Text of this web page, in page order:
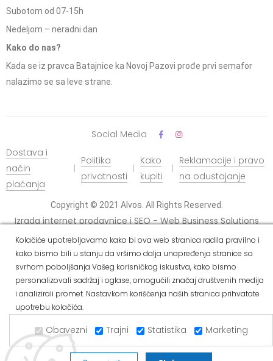
Subotom od 07-15h
Nedeljom – neradni dan
Kako do nas?
Kada se iz pravca Batajnice ka Novoj Pazovi prođe prvi semafor
nalazimo se sa leve strane.
Copyright © 2021 Alvos. All Rights Reserved.
Izrada internet prodavnice i SEO - Web Business Solutions
Dostava i
način
plaćanja
Politika
privatnosti
Kako
kupiti
Reklamacije i pravo
na odustajanje
Social Media
Kolačiće upotrebljavamo kako bi ova web stranica radila pravilno i
kako bismo bili u stanju da vršimo dalja unapređenja stranice sa
svrhom poboljšanja Vašeg korisničkog iskustva, kako bismo
personalizovali sadržaj i oglase, omogućili značaj društvenih medija
i analizirali promet. Nastavkom korišćenja naših stranica prihvatate
upotrebu kolačića.
Obavezni Trajni Statistika Marketing